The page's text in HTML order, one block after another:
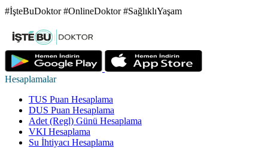
#İşteBuDoktor #OnlineDoktor #SağlıklıYaşam
Hesaplamalar
TUS Puan Hesaplama
DUS Puan Hesaplama
Adet (Regl) Günü Hesaplama
VKI Hesaplama
Su İhtiyacı Hesaplama